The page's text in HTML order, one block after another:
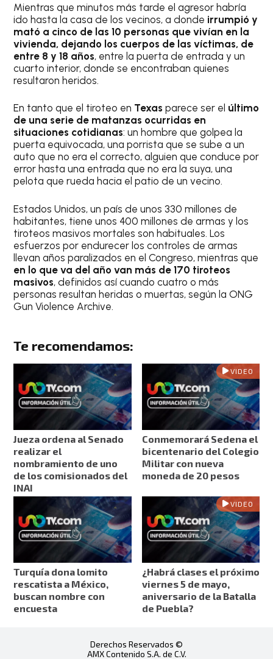
Mientras que minutos más tarde el agresor habría
ido hasta la casa de los vecinos, a donde irrumpió y
mató a cinco de las 10 personas que vivían en la
vivienda, dejando los cuerpos de las víctimas, de
entre 8 y 18 años, entre la puerta de entrada y un
cuarto interior, donde se encontraban quienes
resultaron heridos.
En tanto que el tiroteo en Texas parece ser el último
de una serie de matanzas ocurridas en
situaciones cotidianas: un hombre que golpea la
puerta equivocada, una porrista que se sube a un
auto que no era el correcto, alguien que conduce por
error hasta una entrada que no era la suya, una
pelota que rueda hacia el patio de un vecino.
Estados Unidos, un país de unos 330 millones de
habitantes, tiene unos 400 millones de armas y los
tiroteos masivos mortales son habituales. Los
esfuerzos por endurecer los controles de armas
llevan años paralizados en el Congreso, mientras que
en lo que va del año van más de 170 tiroteos
masivos, definidos así cuando cuatro o más
personas resultan heridas o muertas, según la ONG
Gun Violence Archive.
Te recomendamos:
Jueza ordena al Senado
realizar el
nombramiento de uno
de los comisionados del
INAI
VIDEO
Conmemorará Sedena el
bicentenario del Colegio
Militar con nueva
moneda de 20 pesos
Turquía dona lomito
rescatista a México,
buscan nombre con
encuesta
VIDEO
¿Habrá clases el próximo
viernes 5 de mayo,
aniversario de la Batalla
de Puebla?
Derechos Reservados ©
AMX Contenido S.A. de C.V.